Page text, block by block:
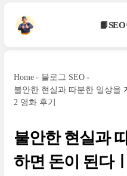
Home
블로그 SEO
불안한 현실과 따분한 일상을
2 영화 후기
불안한 현실과
하면 돈이 된다